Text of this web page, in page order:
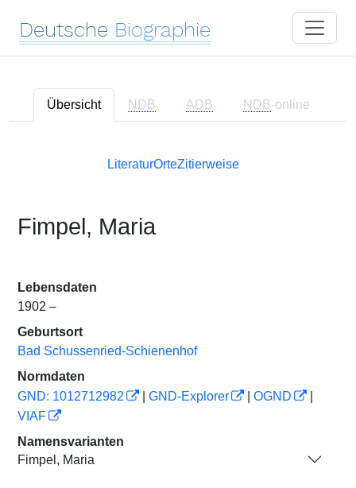
Deutsche Biographie
Übersicht NDB ADB NDB-online
LiteraturOrteZitierweise
Fimpel, Maria
Lebensdaten
1902 –
Geburtsort
Bad Schussenried-Schienenhof
Normdaten
GND: 1012712982
GND-Explorer OGND
VIAF
Namensvarianten
Fimpel, Maria